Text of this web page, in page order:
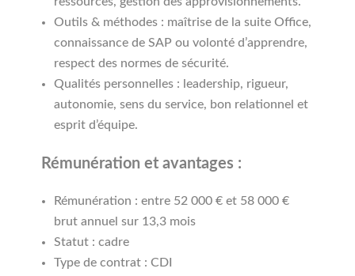
Outils & méthodes : maîtrise de la suite Office,
connaissance de SAP ou volonté d’apprendre,
respect des normes de sécurité.
Qualités personnelles : leadership, rigueur,
autonomie, sens du service, bon relationnel et
esprit d’équipe.
Rémunération et avantages :
Rémunération : entre 52 000 € et 58 000 €
brut annuel sur 13,3 mois
Statut : cadre
Type de contrat : CDI